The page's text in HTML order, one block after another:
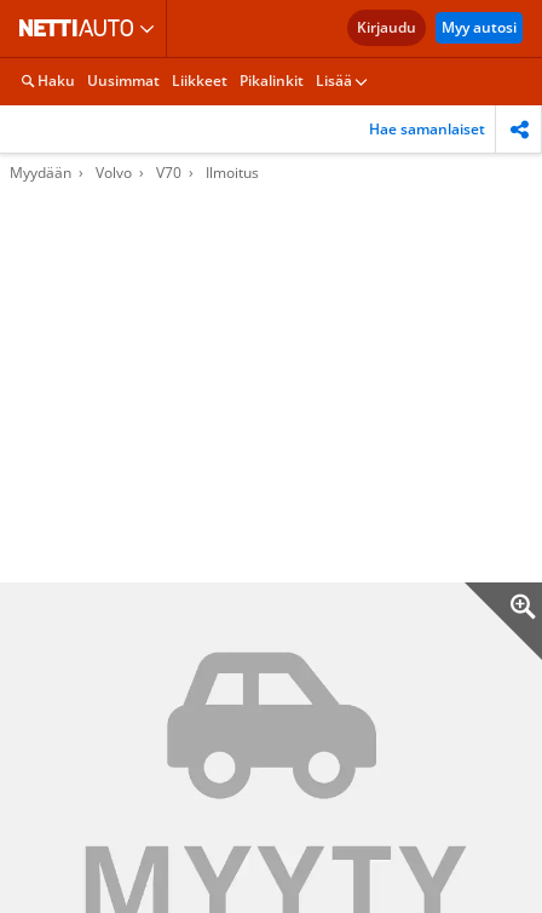
Kirjaudu Myy autosi
Haku Uusimmat Liikkeet Pikalinkit Lisää
Hae samanlaiset
Myydään Volvo V70 Ilmoitus